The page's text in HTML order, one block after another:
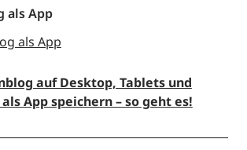
als App
auf Desktop, Tablets und
App speichern – so geht es!